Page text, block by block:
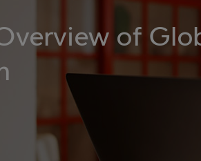
of